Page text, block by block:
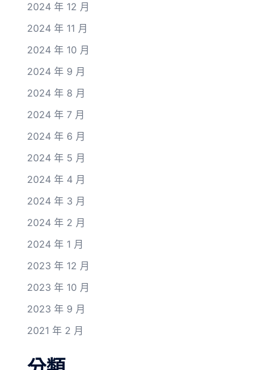
2024 年 12 月
2024 年 11 月
2024 年 10 月
2024 年 9 月
2024 年 8 月
2024 年 7 月
2024 年 6 月
2024 年 5 月
2024 年 4 月
2024 年 3 月
2024 年 2 月
2024 年 1 月
2023 年 12 月
2023 年 10 月
2023 年 9 月
2021 年 2 月